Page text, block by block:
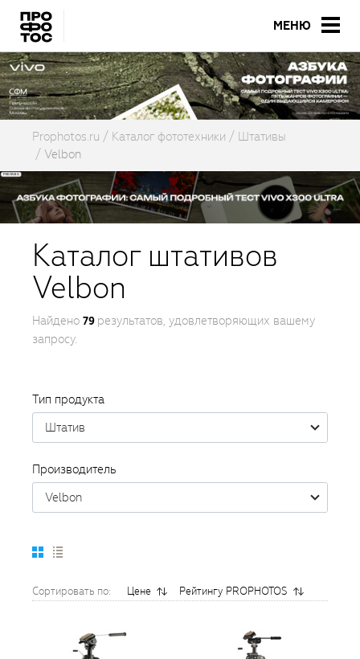
МЕНЮ
Prophotos.ru Каталог фототехники
Штативы
Velbon
Каталог штативов
Velbon
Найдено 79 результатов, удовлетворяющих вашему
запросу.
Тип продукта
Штатив
Производитель
Velbon
Сортировать по: Цене Рейтингу PROPHOTOS